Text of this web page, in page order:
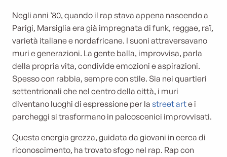
Negli anni ’80, quando il rap stava appena nascendo a
Parigi, Marsiglia era già impregnata di funk, reggae, raï,
varietà italiane e nordafricane. I suoni attraversavano
muri e generazioni. La gente balla, improvvisa, parla
della propria vita, condivide emozioni e aspirazioni.
Spesso con rabbia, sempre con stile. Sia nei quartieri
settentrionali che nel centro della città, i muri
diventano luoghi di espressione per la street arte i
parcheggi si trasformano in palcoscenici improvvisati.
Questa energia grezza, guidata da giovani in cerca di
riconoscimento, ha trovato sfogo nel rap. Rap con